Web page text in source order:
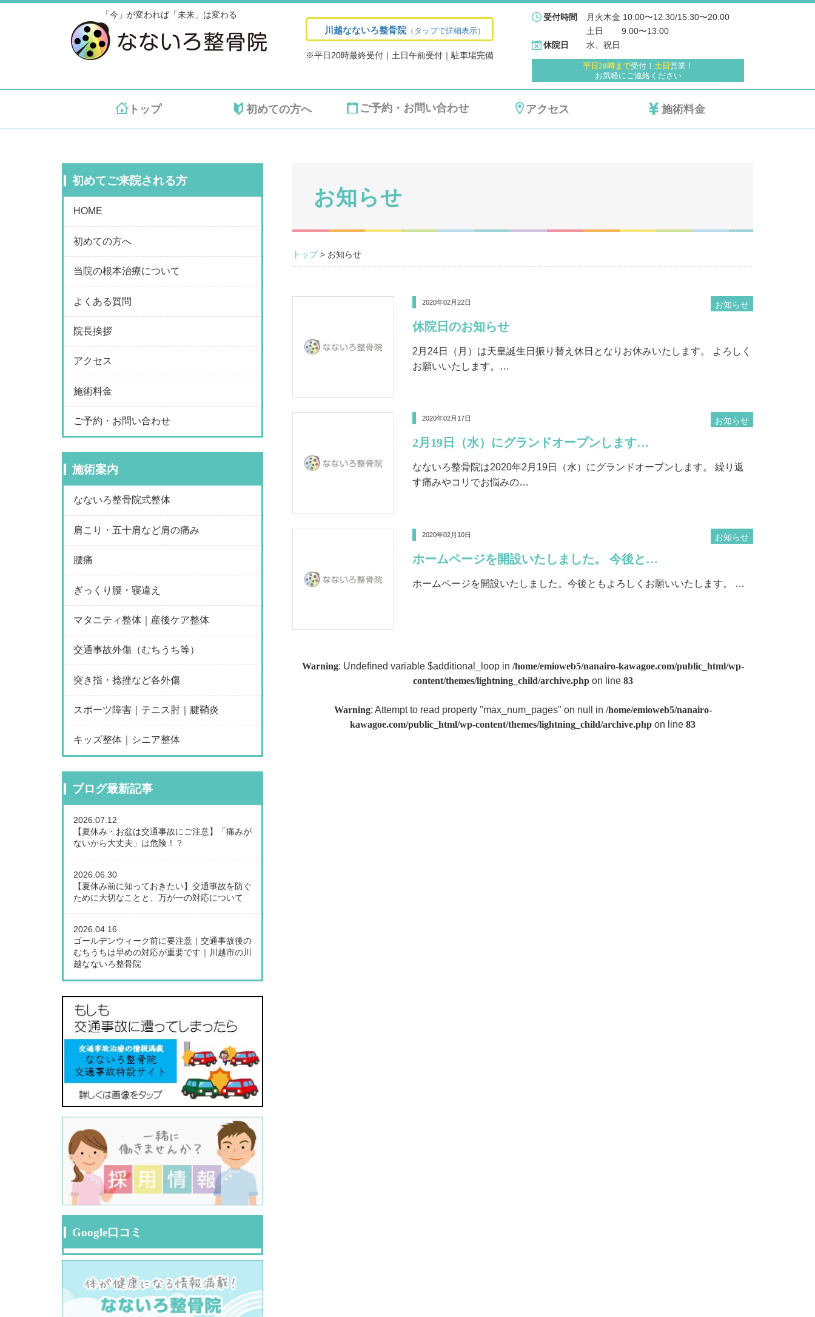
「今」が変われば「未来」は変わる
川越なないろ整骨院（タップで詳細表示）
※平日20時最終受付｜土日午前受付｜駐車場完備
受付時間
月火木金 10:00〜12:30/15:30〜20:00
土日 　   9:00〜13:00
休院日 水、祝日
平日20時まで受付！ 土日 営業！
お気軽にご連絡ください
トップ 初めての方へ ご予約・お問い合わせ アクセス 施術料金
お知らせ
トップ> お知らせ
2020年02月22日 お知らせ
休院日のお知らせ
2月24日（月）は天皇誕生日振り替え休日となりお休みいたします。 よろしく
お願いいたします。…
2020年02月17日 お知らせ
2月19日（水）にグランドオープンします…
なないろ整骨院は2020年2月19日（水）にグランドオープンします。 繰り返
す痛みやコリでお悩みの…
2020年02月10日 お知らせ
ホームページを開設いたしました。 今後と…
ホームページを開設いたしました。今後ともよろしくお願いいたします。 …
Warning: Undefined variable $additional_loop in /home/emioweb5/nanairo-kawagoe.com/public_html/wp-
content/themes/lightning_child/archive.phpon line 83
Warning: Attempt to read property "max_num_pages" on null in /home/emioweb5/nanairo-
kawagoe.com/public_html/wp-content/themes/lightning_child/archive.php on line 83
初めてご来院される方
HOME
初めての方へ
当院の根本治療について
よくある質問
院長挨拶
アクセス
施術料金
ご予約・お問い合わせ
施術案内
なないろ整骨院式整体
肩こり・五十肩など肩の痛み
腰痛
ぎっくり腰・寝違え
マタニティ整体｜産後ケア整体
交通事故外傷（むちうち等）
突き指・捻挫など各外傷
スポーツ障害｜テニス肘｜腱鞘炎
キッズ整体｜シニア整体
ブログ最新記事
2026.07.12
【夏休み・お盆は交通事故にご注意】「痛みが
ないから大丈夫」は危険！？
2026.06.30
【夏休み前に知っておきたい】交通事故を防ぐ
ために大切なことと、万が一の対応について
2026.04.16
ゴールデンウィーク前に要注意｜交通事故後の
むちうちは早めの対応が重要です｜川越市の川
越なないろ整骨院
Google口コミ